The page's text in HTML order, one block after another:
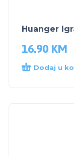
Huanger
16.90 KM
Dodaj u